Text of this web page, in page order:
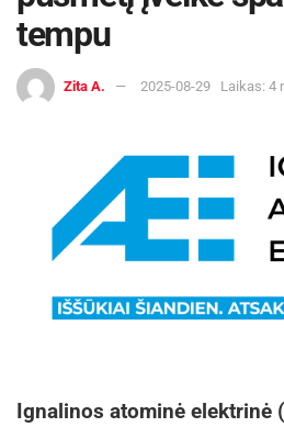
tempu
Zita A. 2025-08-29 Laikas: 4
Ignalinos atominė elektrinė